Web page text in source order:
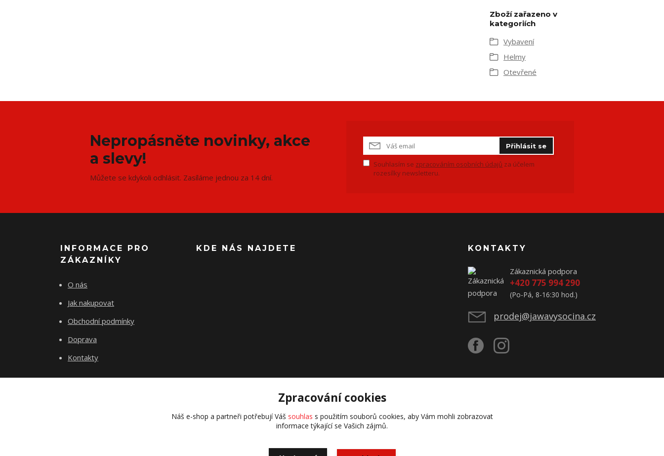
Zboží zařazeno v
kategoriích
Vybavení
Helmy
Otevřené
Nepropásněte novinky, akce
a slevy!
Můžete se kdykoli odhlásit. Zasíláme jednou za 14 dní.
Přihlásit se
Souhlasím se zpracováním osobních údajů za účelem
rozesílky newsletteru.
INFORMACE PRO
ZÁKAZNÍKY
O nás
Jak nakupovat
Obchodní podmínky
Doprava
Kontakty
KDE NÁS NAJDETE KONTAKTY
Zákaznická podpora
+420 775 994 290
(Po-Pá, 8-16:30 hod.)
prodej@jawavysocina.cz
Zpracování cookies
Náš e-shop a partneři potřebují Váš souhlas s použitím souborů cookies, aby Vám mohli zobrazovat
informace týkající se Vašich zájmů.